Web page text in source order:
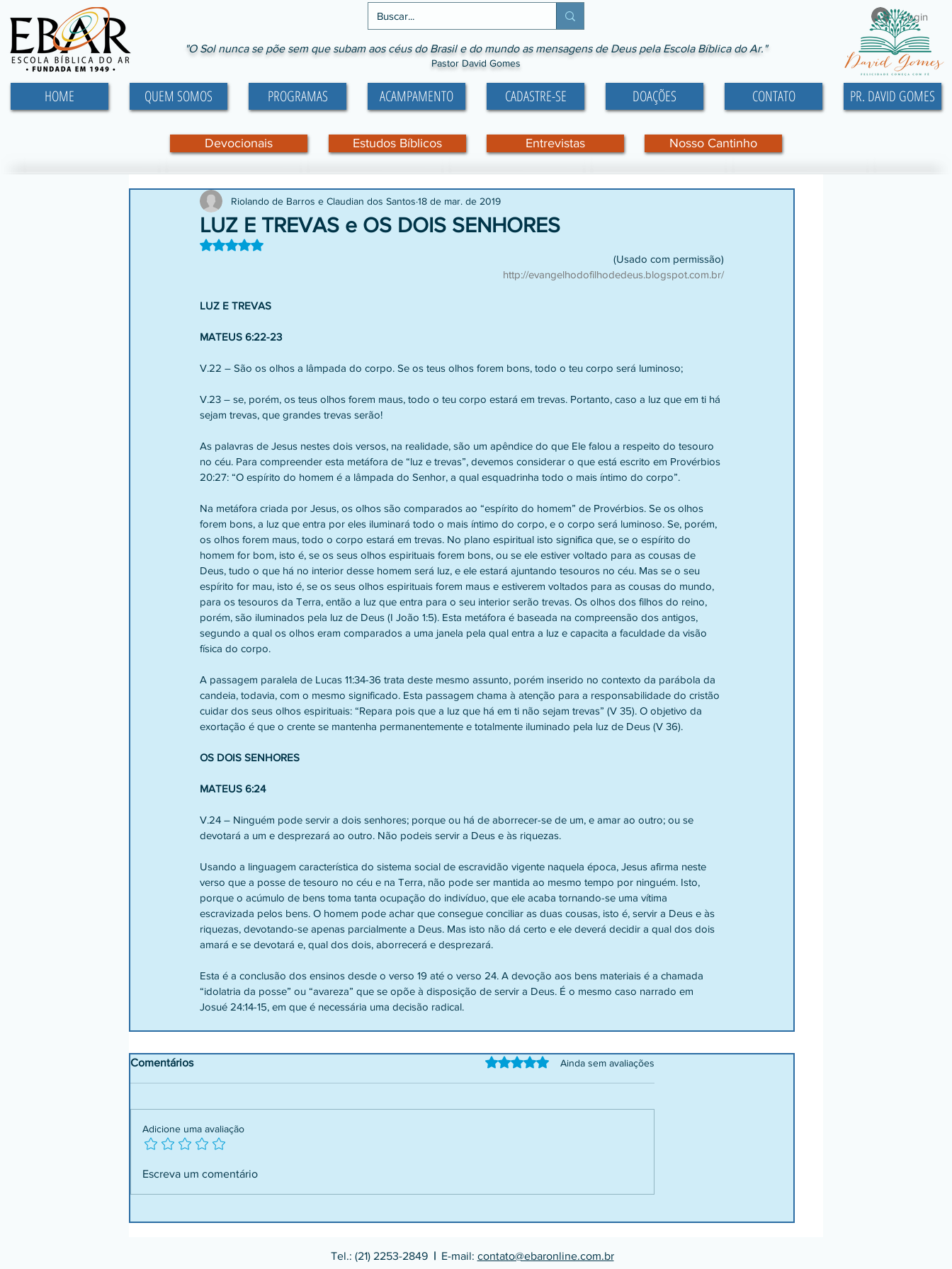
Login
"O Sol nunca se põe sem que subam aos céus do Brasil e do mundo as mensagens de Deus pela Escola Bíblica do Ar."
Pastor David Gomes
HOME QUEM SOMOS PROGRAMAS ACAMPAMENTO CADASTRE-SE DOAÇÕES CONTATO PR. DAVID GOMES
Devocionais Estudos Bíblicos Entrevistas Nosso Cantinho
LUZ E TREVAS e OS DOIS SENHORES
Riolando de Barros e Claudian dos Santos 18 de mar. de 2019
Avaliado com NaN de 5 estrelas.
(Usado com permissão)
http://evangelhodofilhodedeus.blogspot.com.br/
LUZ E TREVAS
MATEUS 6:22-23
V.22 – São os olhos a lâmpada do corpo. Se os teus olhos forem bons, todo o teu corpo será luminoso;
V.23 – se, porém, os teus olhos forem maus, todo o teu corpo estará em trevas. Portanto, caso a luz que em ti há
sejam trevas, que grandes trevas serão!
As palavras de Jesus nestes dois versos, na realidade, são um apêndice do que Ele falou a respeito do tesouro
no céu. Para compreender esta metáfora de “luz e trevas”, devemos considerar o que está escrito em Provérbios
20:27: “O espírito do homem é a lâmpada do Senhor, a qual esquadrinha todo o mais íntimo do corpo”.
Na metáfora criada por Jesus, os olhos são comparados ao “espírito do homem” de Provérbios. Se os olhos
forem bons, a luz que entra por eles iluminará todo o mais íntimo do corpo, e o corpo será luminoso. Se, porém,
os olhos forem maus, todo o corpo estará em trevas. No plano espiritual isto significa que, se o espírito do
homem for bom, isto é, se os seus olhos espirituais forem bons, ou se ele estiver voltado para as cousas de
Deus, tudo o que há no interior desse homem será luz, e ele estará ajuntando tesouros no céu. Mas se o seu
espírito for mau, isto é, se os seus olhos espirituais forem maus e estiverem voltados para as cousas do mundo,
para os tesouros da Terra, então a luz que entra para o seu interior serão trevas. Os olhos dos filhos do reino,
porém, são iluminados pela luz de Deus (I João 1:5). Esta metáfora é baseada na compreensão dos antigos,
segundo a qual os olhos eram comparados a uma janela pela qual entra a luz e capacita a faculdade da visão
física do corpo.
A passagem paralela de Lucas 11:34-36 trata deste mesmo assunto, porém inserido no contexto da parábola da
candeia, todavia, com o mesmo significado. Esta passagem chama à atenção para a responsabilidade do cristão
cuidar dos seus olhos espirituais: “Repara pois que a luz que há em ti não sejam trevas” (V 35). O objetivo da
exortação é que o crente se mantenha permanentemente e totalmente iluminado pela luz de Deus (V 36).
OS DOIS SENHORES
MATEUS 6:24
V.24 – Ninguém pode servir a dois senhores; porque ou há de aborrecer-se de um, e amar ao outro; ou se
devotará a um e desprezará ao outro. Não podeis servir a Deus e às riquezas.
Usando a linguagem característica do sistema social de escravidão vigente naquela época, Jesus afirma neste
verso que a posse de tesouro no céu e na Terra, não pode ser mantida ao mesmo tempo por ninguém. Isto,
porque o acúmulo de bens toma tanta ocupação do indivíduo, que ele acaba tornando-se uma vítima
escravizada pelos bens. O homem pode achar que consegue conciliar as duas cousas, isto é, servir a Deus e às
riquezas, devotando-se apenas parcialmente a Deus. Mas isto não dá certo e ele deverá decidir a qual dos dois
amará e se devotará e, qual dos dois, aborrecerá e desprezará.
Esta é a conclusão dos ensinos desde o verso 19 até o verso 24. A devoção aos bens materiais é a chamada
“idolatria da posse” ou “avareza” que se opõe à disposição de servir a Deus. É o mesmo caso narrado em
Josué 24:14-15, em que é necessária uma decisão radical.
Comentários Avaliado com 0 de 5 estrelas.
Ainda sem avaliações
Adicione uma avaliação
Escreva um comentário
Tel.: (21) 2253-2849 |E-mail: contato@ebaronline.com.br